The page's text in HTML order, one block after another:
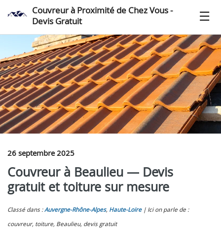
Couvreur à Proximité de Chez Vous -
Devis Gratuit
26 septembre 2025
Couvreur à Beaulieu — Devis
gratuit et toiture sur mesure
Classé dans :Auvergne-Rhône-Alpes, Haute-Loire
Ici on parle de :
couvreur, toiture, Beaulieu, devis gratuit